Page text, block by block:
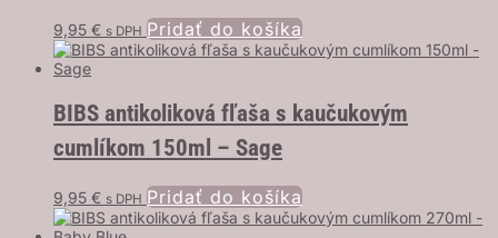
9,95 € s DPH Pridať do košíka
BIBS antikoliková fľaša s kaučukovým
cumlíkom 150ml – Sage
9,95 € s DPH Pridať do košíka